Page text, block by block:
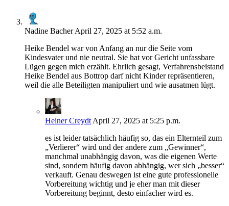
Nadine Bacher April 27, 2025 at 5:52 a.m.
Heike Bendel war von Anfang an nur die Seite vom
Kindesvater und nie neutral. Sie hat vor Gericht unfassbare
Lügen gegen mich erzählt. Ehrlich gesagt, Verfahrensbeistand
Heike Bendel aus Bottrop darf nicht Kinder repräsentieren,
weil die alle Beteiligten manipuliert und wie ausatmen lügt.
Heiner Creydt April 27, 2025 at 5:25 p.m.
es ist leider tatsächlich häufig so, das ein Elternteil zum
„Verlierer“ wird und der andere zum „Gewinner“,
manchmal unabhängig davon, was die eigenen Werte
sind, sondern häufig davon abhängig, wer sich „besser“
verkauft. Genau deswegen ist eine gute professionelle
Vorbereitung wichtig und je eher man mit dieser
Vorbereitung beginnt, desto einfacher wird es.